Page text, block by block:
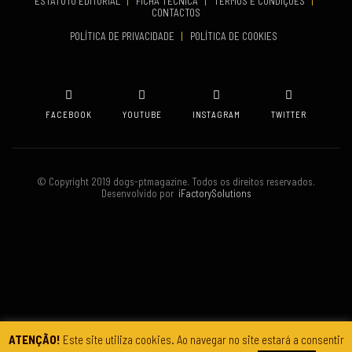
CONTACTOS
POLÍTICA DE PRIVACIDADE
| POLÍTICA DE COOKIES
FACEBOOK YOUTUBE INSTAGRAM TWITTER
© Copyright 2019 dogs-ptmagazine. Todos os direitos reservados.
Desenvolvido poriFactorySolutions
ATENÇÃO! Este site utiliza cookies. Ao navegar no site estará a consentir